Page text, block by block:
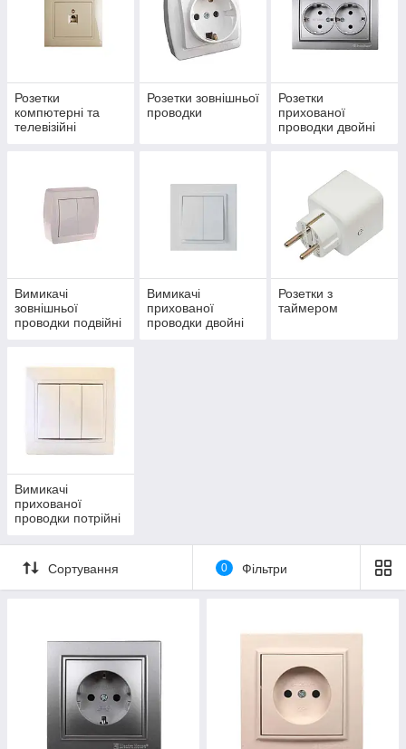
Розетки
компютерні та
телевізійні
Розетки зовнішньої
проводки
Розетки
прихованої
проводки двойні
Вимикачі
зовнішньої
проводки подвійні
Вимикачі
прихованої
проводки двойні
Розетки з
таймером
Вимикачі
прихованої
проводки потрійні
Сортування 0 Фільтри